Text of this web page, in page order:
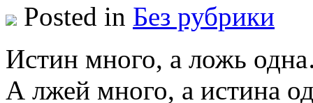
Posted in Без рубрики
Истин много, а ложь
А лжей много, а истина